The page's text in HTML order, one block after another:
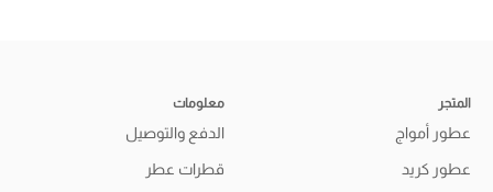
المتجر
عطور أمواج
عطور كريد
معلومات
الدفع والتوصيل
قطرات عطر